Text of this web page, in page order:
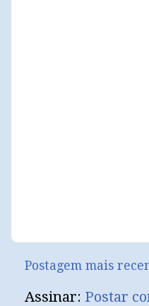
Postagem mais
Assinar: Postar